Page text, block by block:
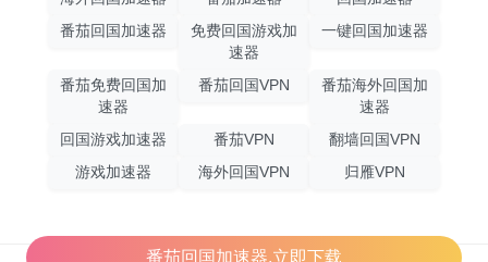
番茄回国加速器
免费回国游戏加
速器
一键回国加速器
番茄免费回国加
速器
番茄回国VPN
番茄海外回国加
速器
回国游戏加速器
番茄VPN
翻墙回国VPN
游戏加速器
海外回国VPN 归雁VPN
番茄回国加速器,立即下载